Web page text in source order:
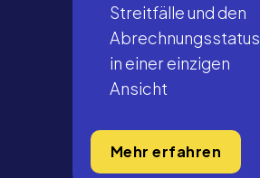
Streitfälle und den
Abrechnungsstatus
in einer einzigen
Ansicht
Mehr erfahren